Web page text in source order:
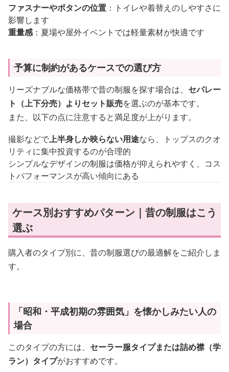
ファスナーやボタンの位置 ：トイレや着替えのしやすさに
影響します
重量感：夏場や屋外イベントでは軽量素材が快適です
予算に制約があるケースでの選び方
リーズナブルな価格帯で昔の制服を探す場合は、 セパレー
ト（上下分売）よりセット販売を選ぶのが基本です。
また、以下の点に注意すると満足度が上がります。
撮影などで上半身しか映らない用途なら、トップスのクオ
リティに集中投資するのが合理的
シンプルなデザインの制服は価格が抑えられやすく、コス
トパフォーマンスが高い傾向にある
ケース別おすすめパターン｜昔の制服はこう
選ぶ
購入者のタイプ別に、昔の制服選びの最適解をご紹介しま
す。
「昭和・平成初期の雰囲気」を懐かしみたい人の
場合
このタイプの方には、 セーラー服タイプまたは詰め襟（学
ラン）タイプがおすすめです。